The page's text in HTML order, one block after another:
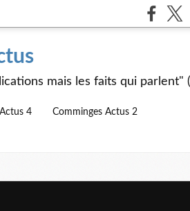
mais les faits qui parlent"
4 Comminges Actus 2